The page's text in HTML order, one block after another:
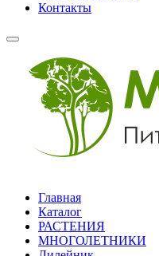
Контакты
Главная
Каталог
РАСТЕНИЯ
МНОГОЛЕТНИКИ